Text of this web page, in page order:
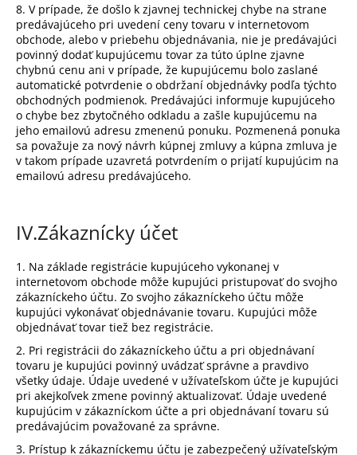
8. V prípade, že došlo k zjavnej technickej chybe na strane
predávajúceho pri uvedení ceny tovaru v internetovom
obchode, alebo v priebehu objednávania, nie je predávajúci
povinný dodať kupujúcemu tovar za túto úplne zjavne
chybnú cenu ani v prípade, že kupujúcemu bolo zaslané
automatické potvrdenie o obdržaní objednávky podľa týchto
obchodných podmienok. Predávajúci informuje kupujúceho
o chybe bez zbytočného odkladu a zašle kupujúcemu na
jeho emailovú adresu zmenenú ponuku. Pozmenená ponuka
sa považuje za nový návrh kúpnej zmluvy a kúpna zmluva je
v takom prípade uzavretá potvrdením o prijatí kupujúcim na
emailovú adresu predávajúceho.
IV.Zákaznícky účet
1. Na základe registrácie kupujúceho vykonanej v
internetovom obchode môže kupujúci pristupovať do svojho
zákazníckeho účtu. Zo svojho zákazníckeho účtu môže
kupujúci vykonávať objednávanie tovaru. Kupujúci môže
objednávať tovar tiež bez registrácie.
2. Pri registrácii do zákazníckeho účtu a pri objednávaní
tovaru je kupujúci povinný uvádzať správne a pravdivo
všetky údaje. Údaje uvedené v užívateľskom účte je kupujúci
pri akejkoľvek zmene povinný aktualizovať. Údaje uvedené
kupujúcim v zákazníckom účte a pri objednávaní tovaru sú
predávajúcim považované za správne.
3. Prístup k zákazníckemu účtu je zabezpečený užívateľským